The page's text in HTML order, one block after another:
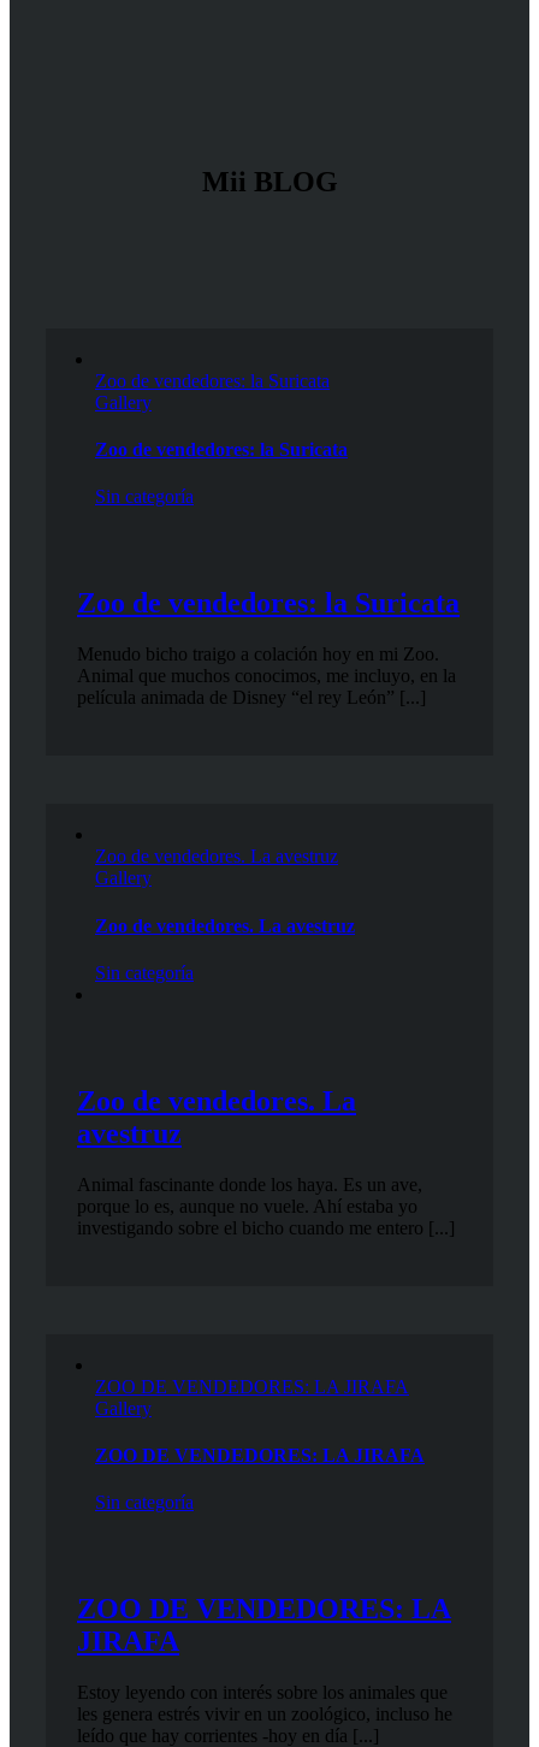
Mii BLOG
Zoo de vendedores: la Suricata
Gallery
Zoo de vendedores: la Suricata
Sin categoría
Zoo de vendedores: la Suricata
Menudo bicho traigo a colación hoy en mi Zoo.
Animal que muchos conocimos, me incluyo, en la
película animada de Disney “el rey León” [...]
Zoo de vendedores. La avestruz
Gallery
Zoo de vendedores. La avestruz
Sin categoría
Zoo de vendedores. La
avestruz
Animal fascinante donde los haya. Es un ave,
porque lo es, aunque no vuele. Ahí estaba yo
investigando sobre el bicho cuando me entero [...]
ZOO DE VENDEDORES: LA JIRAFA
Gallery
ZOO DE VENDEDORES: LA JIRAFA
Sin categoría
ZOO DE VENDEDORES: LA
JIRAFA
Estoy leyendo con interés sobre los animales que
les genera estrés vivir en un zoológico, incluso he
leído que hay corrientes -hoy en día [...]